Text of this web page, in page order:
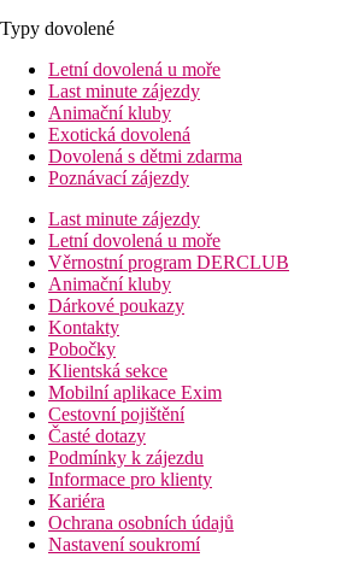
Typy dovolené
Letní dovolená u moře
Last minute zájezdy
Animační kluby
Exotická dovolená
Dovolená s dětmi zdarma
Poznávací zájezdy
Last minute zájezdy
Letní dovolená u moře
Věrnostní program DERCLUB
Animační kluby
Dárkové poukazy
Kontakty
Pobočky
Klientská sekce
Mobilní aplikace Exim
Cestovní pojištění
Časté dotazy
Podmínky k zájezdu
Informace pro klienty
Kariéra
Ochrana osobních údajů
Nastavení soukromí